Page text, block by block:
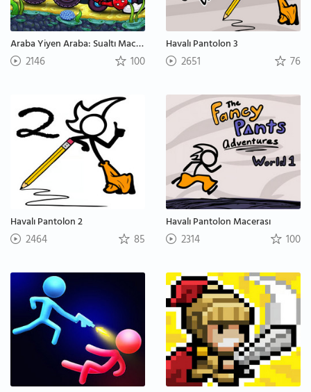
Araba Yiyen Araba: Sualtı Macerası
2146 100
Havalı Pantolon 3
2651 76
Havalı Pantolon 2
2464 85
Havalı Pantolon Macerası
2314 100